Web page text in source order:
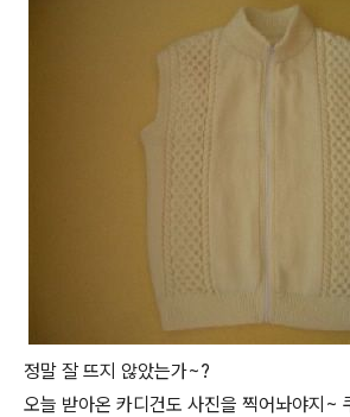
정말 잘 뜨지 않았는가~?
오늘 받아온 카디건도 사진을 찍어놔야지~